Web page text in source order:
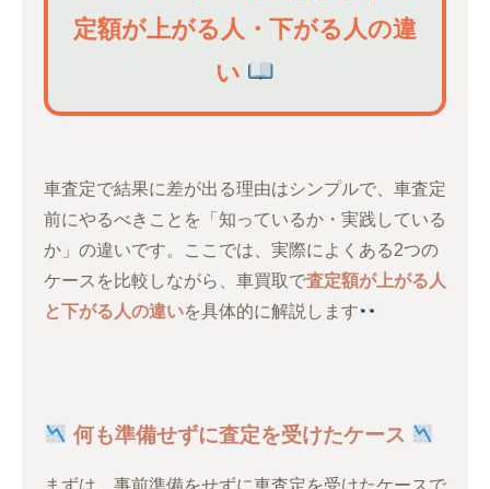
定額が上がる人・下がる人の違
い
車査定で結果に差が出る理由はシンプルで、車査定
前にやるべきことを「知っているか・実践している
か」の違いです。ここでは、実際によくある2つの
ケースを比較しながら、車買取で査定額が上がる人
と下がる人の違いを具体的に解説します
何も準備せずに査定を受けたケース